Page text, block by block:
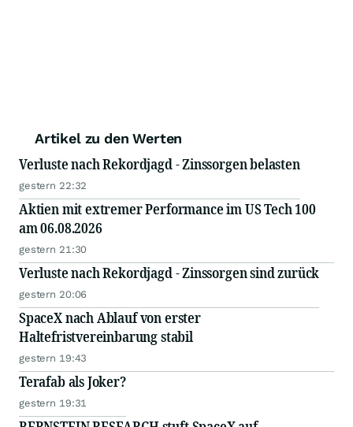
Artikel zu den Werten
Verluste nach Rekordjagd - Zinssorgen belasten
gestern 22:32
Aktien mit extremer Performance im US Tech 100
am 06.08.2026
gestern 21:30
Verluste nach Rekordjagd - Zinssorgen sind zurück
gestern 20:06
SpaceX nach Ablauf von erster
Haltefristvereinbarung stabil
gestern 19:43
Terafab als Joker?
gestern 19:31